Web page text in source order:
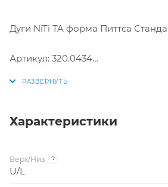
Дуги NiTi TA форма Питтса
Артикул: 320.0434
Производитель: США
Характеристики
Верх/Низ ?
U/L